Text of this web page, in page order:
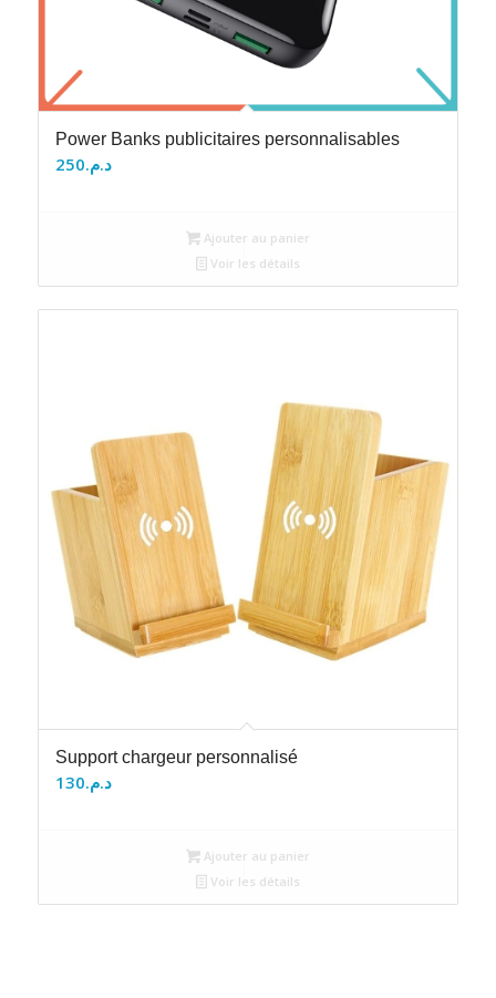
Power Banks publicitaires personnalisables
د.م.250
Ajouter au panier
Voir les détails
Support chargeur personnalisé
د.م.130
Ajouter au panier
Voir les détails